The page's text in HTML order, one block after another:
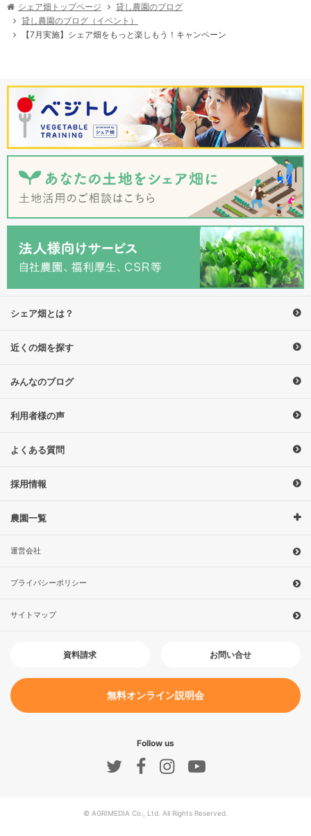
シェア畑トップページ 貸し農園のブログ
貸し農園のブログ（イベント）
【7月実施】シェア畑をもっと楽しもう！キャンペーン
シェア畑とは？
近くの畑を探す
みんなのブログ
利用者様の声
よくある質問
採用情報
農園一覧
運営会社
プライバシーポリシー
サイトマップ
資料請求 お問い合せ
無料オンライン説明会
Follow us
© AGRIMEDIA Co., Ltd. All Rights Reserved.